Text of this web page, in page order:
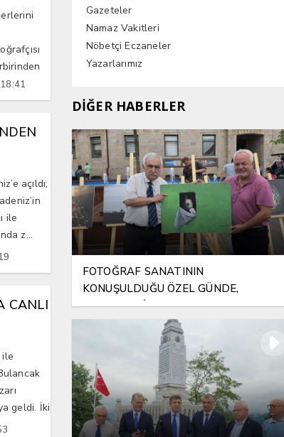
açıldı;
ile
z...
CANLI
ile
geldi. İki
Gazeteler
Namaz Vakitleri
Nöbetçi Eczaneler
Yazarlarımız
DİĞER HABERLER
FOTOĞRAF SANATININ
KONUŞULDUĞU ÖZEL GÜNDE,
ANLAMLI BİR VEFA